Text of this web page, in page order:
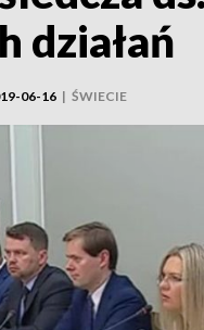
działań
06-16 | ŚWIECIE